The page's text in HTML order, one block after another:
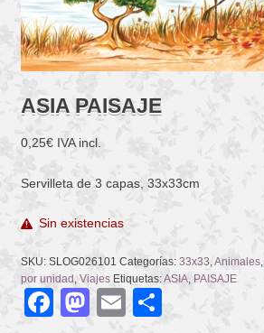
ASIA PAISAJE
0,25€ IVA incl.
Servilleta de 3 capas, 33x33cm
Sin existencias
SKU: SLOG026101 Categorías: 33x33,Animales,
por unidad , Viajes Etiquetas:ASIA, PAISAJE
Facebook
Mastodon
Email